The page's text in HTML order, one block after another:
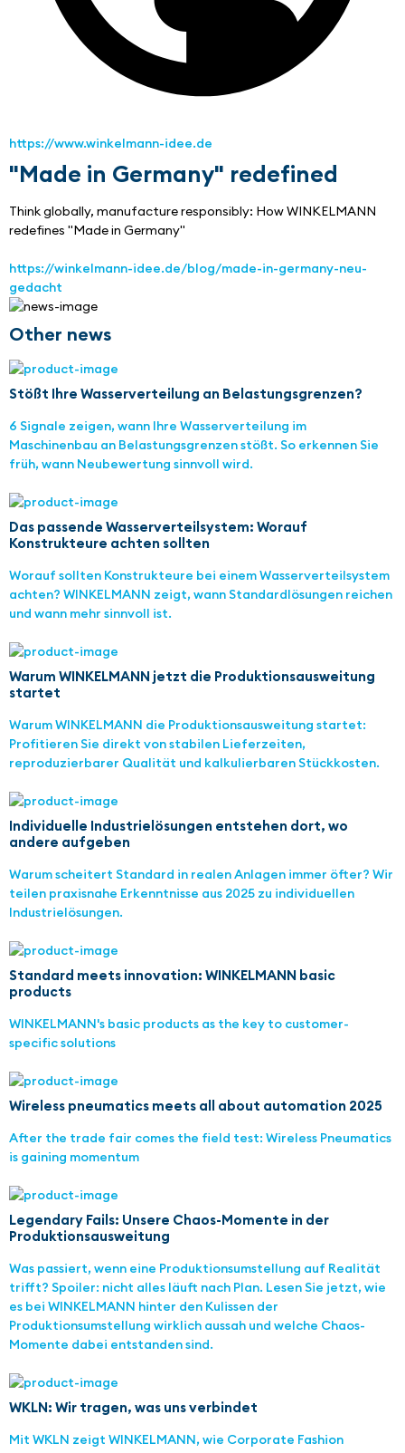
https://www.winkelmann-idee.de
"Made in Germany" redefined
Think globally, manufacture responsibly: How WINKELMANN
redefines "Made in Germany"
https://winkelmann-idee.de/blog/made-in-germany-neu-
gedacht
Other news
Stößt Ihre Wasserverteilung an Belastungsgrenzen?
6 Signale zeigen, wann Ihre Wasserverteilung im
Maschinenbau an Belastungsgrenzen stößt. So erkennen Sie
früh, wann Neubewertung sinnvoll wird.
Das passende Wasserverteilsystem: Worauf
Konstrukteure achten sollten
Worauf sollten Konstrukteure bei einem Wasserverteilsystem
achten? WINKELMANN zeigt, wann Standardlösungen reichen
und wann mehr sinnvoll ist.
Warum WINKELMANN jetzt die Produktionsausweitung
startet
Warum WINKELMANN die Produktionsausweitung startet:
Profitieren Sie direkt von stabilen Lieferzeiten,
reproduzierbarer Qualität und kalkulierbaren Stückkosten.
Individuelle Industrielösungen entstehen dort, wo
andere aufgeben
Warum scheitert Standard in realen Anlagen immer öfter? Wir
teilen praxisnahe Erkenntnisse aus 2025 zu individuellen
Industrielösungen.
Standard meets innovation: WINKELMANN basic
products
WINKELMANN's basic products as the key to customer-
specific solutions
Wireless pneumatics meets all about automation 2025
After the trade fair comes the field test: Wireless Pneumatics
is gaining momentum
Legendary Fails: Unsere Chaos-Momente in der
Produktionsausweitung
Was passiert, wenn eine Produktionsumstellung auf Realität
trifft? Spoiler: nicht alles läuft nach Plan. Lesen Sie jetzt, wie
es bei WINKELMANN hinter den Kulissen der
Produktionsumstellung wirklich aussah und welche Chaos-
Momente dabei entstanden sind.
WKLN: Wir tragen, was uns verbindet
Mit WKLN zeigt WINKELMANN, wie Corporate Fashion